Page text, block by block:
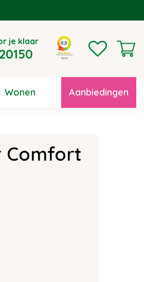
je klaar
Wonen Aanbiedingen
Comfort